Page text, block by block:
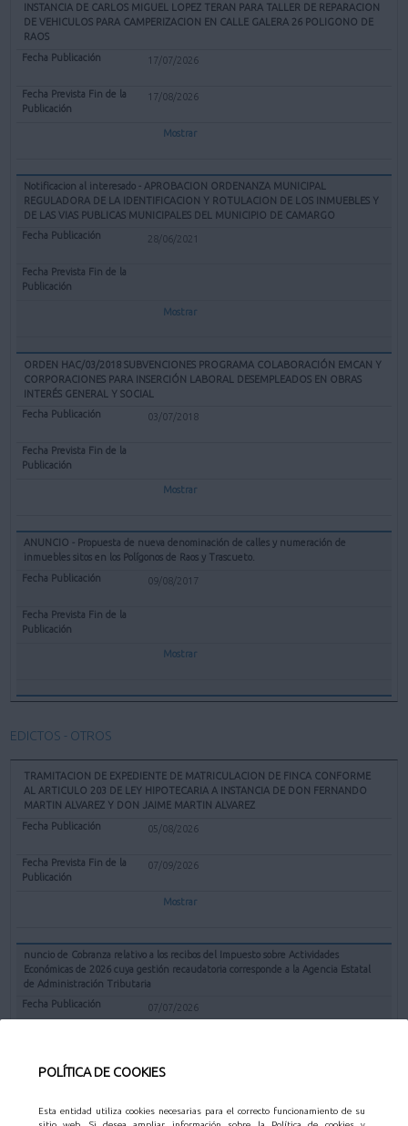
POLÍTICA DE COOKIES
Esta entidad utiliza cookies necesarias para el correcto funcionamiento de su
INSTANCIA DE CARLOS MIGUEL LOPEZ TERAN PARA TALLER DE REPARACION
DE VEHICULOS PARA CAMPERIZACION EN CALLE GALERA 26 POLIGONO DE
RAOS
17/07/2026
17/08/2026
Mostrar
Notificacion al interesado - APROBACION ORDENANZA MUNICIPAL
REGULADORA DE LA IDENTIFICACION Y ROTULACION DE LOS INMUEBLES Y
DE LAS VIAS PUBLICAS MUNICIPALES DEL MUNICIPIO DE CAMARGO
28/06/2021
Mostrar
ORDEN HAC/03/2018 SUBVENCIONES PROGRAMA COLABORACIÓN EMCAN Y
CORPORACIONES PARA INSERCIÓN LABORAL DESEMPLEADOS EN OBRAS
INTERÉS GENERAL Y SOCIAL
03/07/2018
Mostrar
ANUNCIO - Propuesta de nueva denominación de calles y numeración de
inmuebles sitos en los Polígonos de Raos y Trascueto.
09/08/2017
Mostrar
EDICTOS - OTROS
TRAMITACION DE EXPEDIENTE DE MATRICULACION DE FINCA CONFORME
AL ARTICULO 203 DE LEY HIPOTECARIA A INSTANCIA DE DON FERNANDO
MARTIN ALVAREZ Y DON JAIME MARTIN ALVAREZ
05/08/2026
07/09/2026
Mostrar
nuncio de Cobranza relativo a los recibos del Impuesto sobre Actividades
Económicas de 2026 cuya gestión recaudatoria corresponde a la Agencia Estatal
de Administración Tributaria
07/07/2026
Mostrar